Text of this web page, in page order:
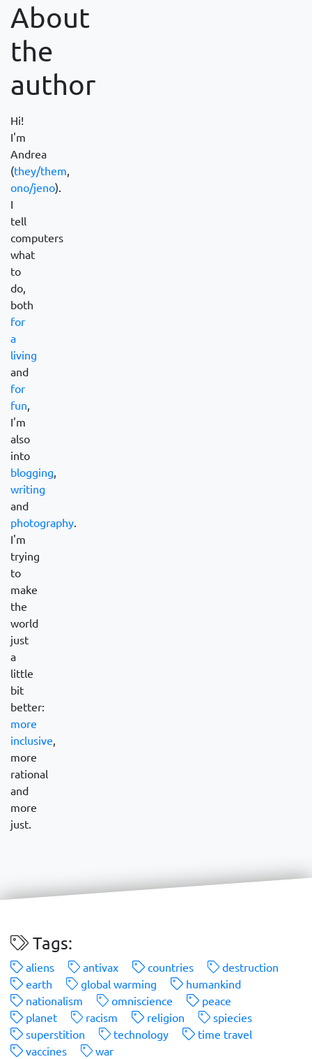
About
the
author
Hi!
I'm
Andrea
(they/them,
ono/jeno).
I
tell
computers
what
to
do,
both
for
a
living
and
for
fun,
I'm
also
into
blogging,
writing
and
photography.
I'm
trying
to
make
the
world
just
a
little
bit
better:
more
inclusive,
more
rational
and
more
just.
Tags:
aliens antivax countries
destruction
earth
global warming
humankind
nationalism
omniscience
peace
planet
racism religion
spiecies
superstition
technology
time travel
vaccines
war